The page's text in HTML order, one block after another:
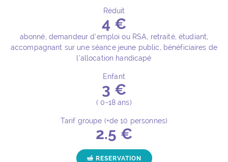
Réduit
4 €
abonné, demandeur d’emploi ou RSA, retraité, étudiant,
accompagnant sur une séance jeune public, bénéficiaires de
l’allocation handicapé
Enfant
3 €
( 0-18 ans)
Tarif groupe (+de 10 personnes)
2.5 €
RESERVATION POUR L'ÉVÉNEMENT